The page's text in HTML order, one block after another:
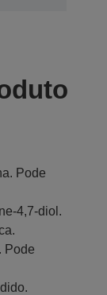
Pode
4,7-diol.
Pode